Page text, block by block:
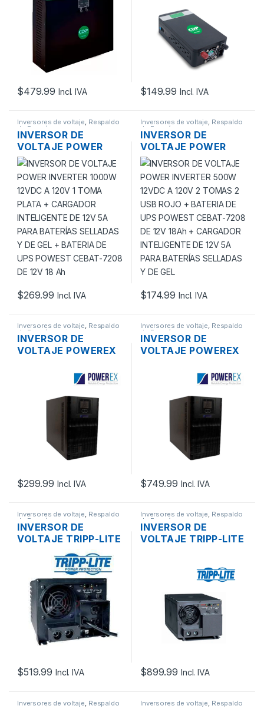
$479.99 Incl. IVA $149.99 Incl. IVA
Inversores de voltaje, Respaldo
de Energía
INVERSOR DE
VOLTAJE POWER
INVERTER 1000W
12VDC A 120V 1
TOMA PLATA +
CARGADOR
INTELIGENTE DE 12V
5A PARA BATERÍAS
SELLADAS Y DE GEL
+ BATERIA DE UPS
POWEST CEBAT-
7208 DE 12V 18 AH
$269.99 Incl. IVA
Inversores de voltaje, Respaldo
de Energía
INVERSOR DE
VOLTAJE POWER
INVERTER 500W
12VDC A 120V 2
TOMAS 2 USB ROJO
+ BATERIA DE UPS
POWEST CEBAT-
7208 DE 12V 18AH +
CARGADOR
INTELIGENTE DE 12V
5A PARA BATERÍAS
SELLADAS Y DE GEL
$174.99 Incl. IVA
Inversores de voltaje, Respaldo
de Energía
INVERSOR DE
VOLTAJE POWEREX
1000W 4 TOMAS
$299.99 Incl. IVA
Inversores de voltaje, Respaldo
de Energía
INVERSOR DE
VOLTAJE POWEREX
– 3000W 8 TOMAS
$749.99 Incl. IVA
Inversores de voltaje, Respaldo
de Energía
INVERSOR DE
VOLTAJE TRIPP-LITE
APS1250 DE 1250W 2
TOMAS 120V
$519.99 Incl. IVA
Inversores de voltaje, Respaldo
de Energía
INVERSOR DE
VOLTAJE TRIPP-LITE
BORNERA 120V
$899.99 Incl. IVA
Inversores de voltaje Respaldo Inversores de voltaje Respaldo